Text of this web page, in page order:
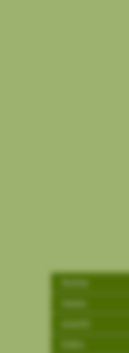
home
news
eventi
links